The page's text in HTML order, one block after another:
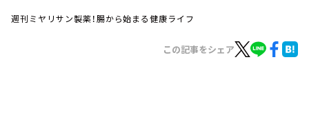
週刊ミヤリサン製薬！腸から始まる健康ライフ
この記事をシェア